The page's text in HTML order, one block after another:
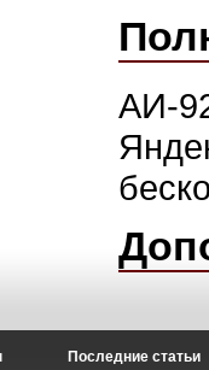
АИ-
Последние статьи